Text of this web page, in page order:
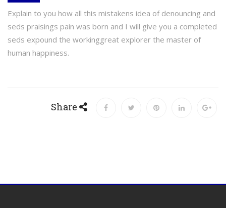
Explain to you how all this mistakens idea of denouncing and
seds praisings pain was born and I will give you a completed
seds expound the workinggreat explorer the master of
human happiness.
Share